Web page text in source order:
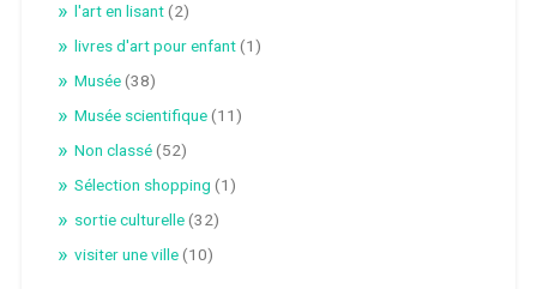
l'art en lisant(2)
livres d'art pour enfant(1)
Musée(38)
Musée scientifique(11)
Non classé(52)
Sélection shopping (1)
sortie culturelle(32)
visiter une ville(10)